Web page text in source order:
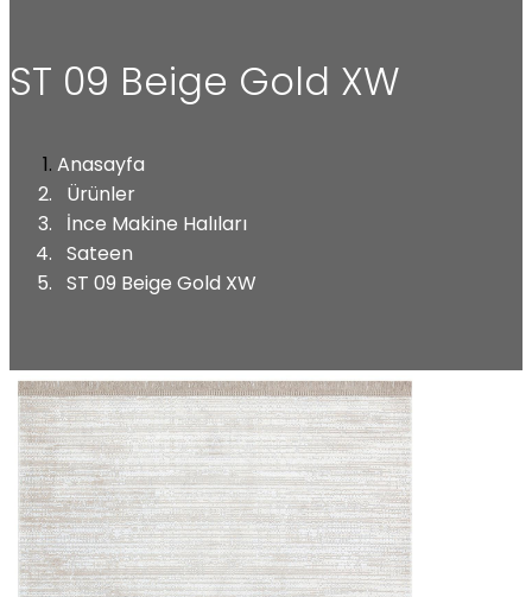
ST 09 Beige Gold XW
Anasayfa
Ürünler
İnce Makine Halıları
Sateen
ST 09 Beige Gold XW